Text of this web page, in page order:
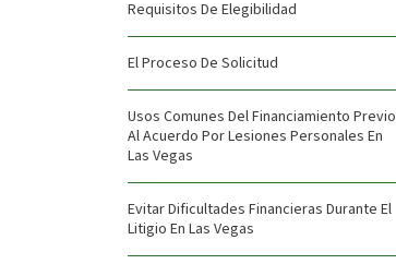
Requisitos De Elegibilidad
El Proceso De Solicitud
Usos Comunes Del Financiamiento Previo
Al Acuerdo Por Lesiones Personales En
Las Vegas
Evitar Dificultades Financieras Durante El
Litigio En Las Vegas